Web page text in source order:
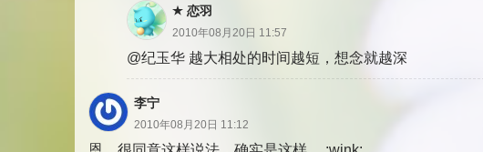
恋羽
2010年08月20日 11:57
@纪玉华 越大相处的时间越短，想念就越深
李宁
2010年08月20日 11:12